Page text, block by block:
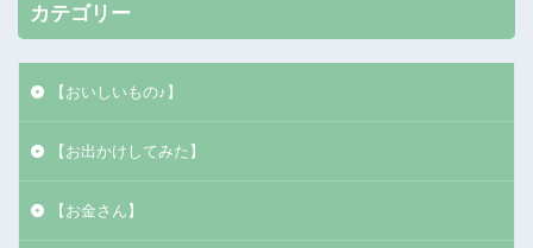
カテゴリー
【おいしいもの♪】
【お出かけしてみた】
【お金さん】